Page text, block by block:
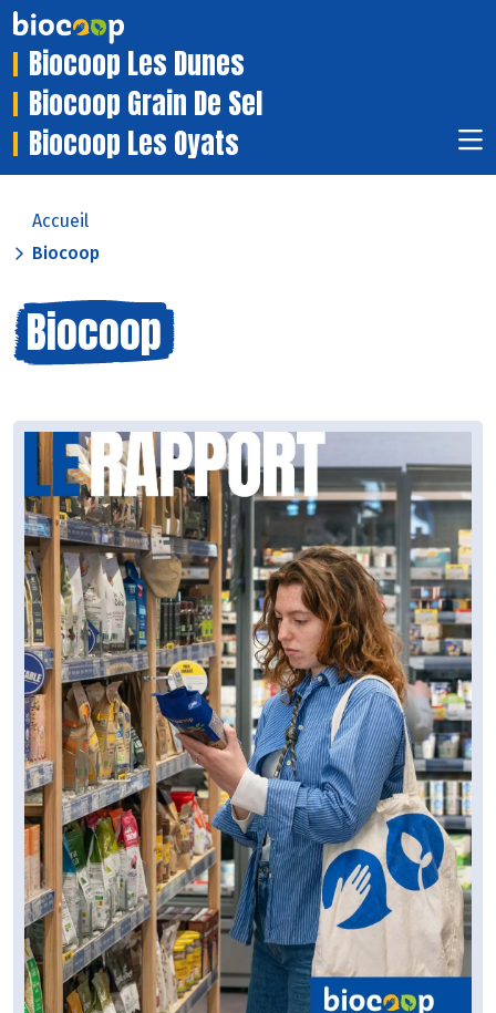
Biocoop Les Dunes
Biocoop Grain De Sel
Biocoop Les Oyats
Accueil
Biocoop
Biocoop